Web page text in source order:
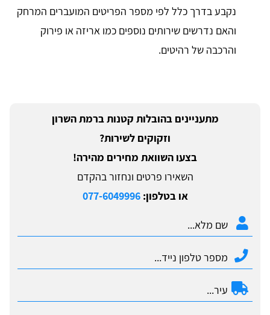
נקבע בדרך כלל לפי מספר הפריטים המועברים המרחק
והאם נדרשים שירותים נוספים כמו אריזה או פירוק
והרכבה של רהיטים.
מתעניינים בהובלות קטנות ברמת השרון
וזקוקים לשירות?
בצעו השוואת מחירים מהירה!
השאירו פרטים ונחזור בהקדם
או בטלפון:077-6049996